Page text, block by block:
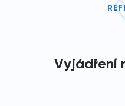
Vyjádření